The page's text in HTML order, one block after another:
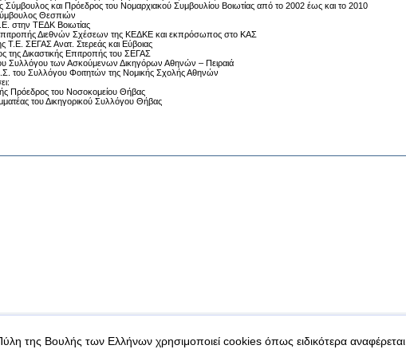
Σύμβουλος και Πρόεδρος του Νομαρχιακού Συμβουλίου Βοιωτίας από το 2002 έως και το 2010
Θεσπιών
στην ΤΕΔΚ Βοιωτίας
Διεθνών Σχέσεων της ΚΕΔΚΕ και εκπρόσωπος στο ΚΑΣ
Τ.Ε. ΣΕΓΑΣ Ανατ. Στερεάς και Εύβοιας
της Δικαστικής Επιτροπής του ΣΕΓΑΣ
Συλλόγου των Ασκούμενων Δικηγόρων Αθηνών – Πειραιά
του Συλλόγου Φοιτητών της Νομικής Σχολής Αθηνών
Πρόεδρος του Νοσοκομείου Θήβας
του Δικηγορικού Συλλόγου Θήβας
δεδομένα |Ασφάλεια & Πρόσβαση
της Βουλής των Ελλήνων χρησιμοποιεί cookies όπως ειδικότερα αναφέρεται